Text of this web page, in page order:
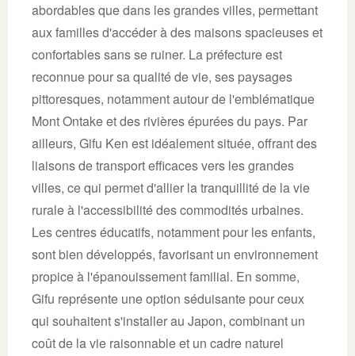
abordables que dans les grandes villes, permettant
aux familles d'accéder à des maisons spacieuses et
confortables sans se ruiner. La préfecture est
reconnue pour sa qualité de vie, ses paysages
pittoresques, notamment autour de l'emblématique
Mont Ontake et des rivières épurées du pays. Par
ailleurs, Gifu Ken est idéalement située, offrant des
liaisons de transport efficaces vers les grandes
villes, ce qui permet d'allier la tranquillité de la vie
rurale à l'accessibilité des commodités urbaines.
Les centres éducatifs, notamment pour les enfants,
sont bien développés, favorisant un environnement
propice à l'épanouissement familial. En somme,
Gifu représente une option séduisante pour ceux
qui souhaitent s'installer au Japon, combinant un
coût de la vie raisonnable et un cadre naturel